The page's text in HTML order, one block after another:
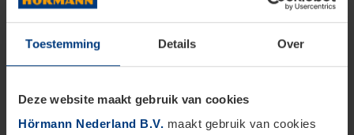
Toestemming Details Over
Deze website maakt gebruik van cookies
Hörmann Nederland B.V. maakt gebruik van cookies